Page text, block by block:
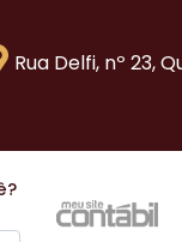
Rua Delfi, nº 23,